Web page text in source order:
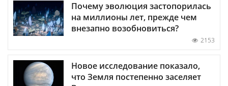
Почему эволюция застопорилась
на миллионы лет, прежде чем
внезапно возобновиться?
2153
Новое исследование показало,
что Земля постепенно заселяет